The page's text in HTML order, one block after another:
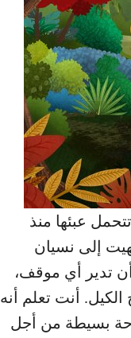
عبئها منذ
إلى نسيان
تدير أي موقف،
أنت تعلم أنه
بسيطة من أجل